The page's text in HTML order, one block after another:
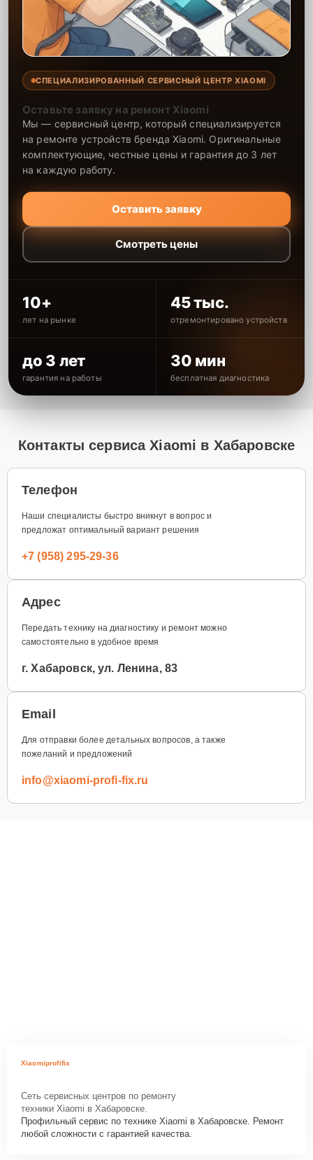
СПЕЦИАЛИЗИРОВАННЫЙ СЕРВИСНЫЙ ЦЕНТР XIAOMI
Оставьте заявку на ремонт Xiaomi
Мы — сервисный центр, который специализируется
на ремонте устройств бренда Xiaomi. Оригинальные
комплектующие, честные цены и гарантия до 3 лет
на каждую работу.
Оставить заявку
Смотреть цены
10+
лет на рынке
45 тыс.
отремонтировано устройств
до 3 лет
гарантия на работы
30 мин
бесплатная диагностика
Контакты сервиса Xiaomi в Хабаровске
Телефон
Наши специалисты быстро вникнут в вопрос и
предложат оптимальный вариант решения
+7 (958) 295-29-36
Адрес
Передать технику на диагностику и ремонт можно
самостоятельно в удобное время
г. Хабаровск, ул. Ленина, 83
Email
Для отправки более детальных вопросов, а также
пожеланий и предложений
info@xiaomi-profi-fix.ru
Xiaomiprofifix
Сеть сервисных центров по ремонту
техники Xiaomi в Хабаровске.
Профильный сервис по технике Xiaomi в Хабаровске. Ремонт
любой сложности с гарантией качества.